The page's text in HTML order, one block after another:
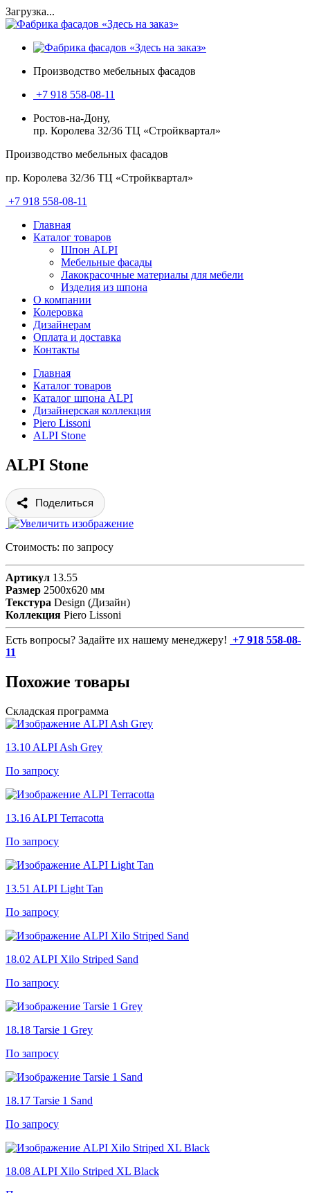
Загрузка...
Производство мебельных фасадов
+7 918 558-08-11
Ростов-на-Дону,
пр. Королева 32/36 ТЦ «Стройквартал»
Производство мебельных фасадов
пр. Королева 32/36 ТЦ «Стройквартал»
+7 918 558-08-11
Главная
Каталог товаров
Шпон ALPI
Мебельные фасады
Лакокрасочные материалы для мебели
Изделия из шпона
О компании
Колеровка
Дизайнерам
Оплата и доставка
Контакты
Главная
Каталог товаров
Каталог шпона ALPI
Дизайнерская коллекция
Piero Lissoni
ALPI Stone
ALPI Stone
Поделиться
Стоимость: по запросу
Артикул 13.55
Размер 2500х620 мм
Текстура Design (Дизайн)
Коллекция Piero Lissoni
Есть вопросы? Задайте их нашему менеджеру! +7 918 558-08-
11
Похожие товары
Складская программа
13.10 ALPI Ash Grey
По запросу
13.16 ALPI Terracotta
По запросу
13.51 ALPI Light Tan
По запросу
18.02 ALPI Xilo Striped Sand
По запросу
18.18 Tarsie 1 Grey
По запросу
18.17 Tarsie 1 Sand
По запросу
18.08 ALPI Xilo Striped XL Black